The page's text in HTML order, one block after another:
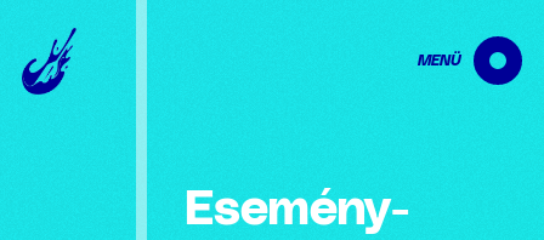
MENÜ
Esemény­